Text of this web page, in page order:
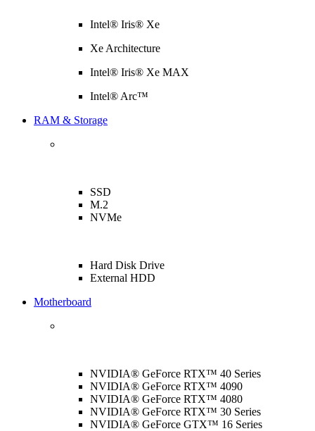
Intel® Iris® Xe
Xe Architecture
Intel® Iris® Xe MAX
Intel® Arc™
RAM & Storage
SSD
M.2
NVMe
Hard Disk Drive
External HDD
Motherboard
NVIDIA® GeForce RTX™ 40 Series
NVIDIA® GeForce RTX™ 4090
NVIDIA® GeForce RTX™ 4080
NVIDIA® GeForce RTX™ 30 Series
NVIDIA® GeForce GTX™ 16 Series